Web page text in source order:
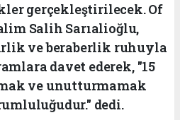
gerçekleştirilecek. Of
Salih Sarıalioğlu,
ve beraberlik ruhuyla
davet ederek, "15
ve unutturmamak
dedi.